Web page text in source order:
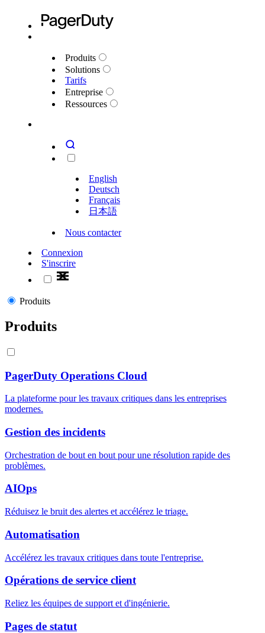
Produits
Solutions
Tarifs
Entreprise
Ressources
English
Deutsch
Français
日本語
Nous contacter
Connexion
S'inscrire
Produits
Produits
PagerDuty Operations Cloud
La plateforme pour les travaux critiques dans les entreprises
modernes.
Gestion des incidents
Orchestration de bout en bout pour une résolution rapide des
problèmes.
AIOps
Réduisez le bruit des alertes et accélérez le triage.
Automatisation
Accélérez les travaux critiques dans toute l'entreprise.
Opérations de service client
Reliez les équipes de support et d'ingénierie.
Pages de statut